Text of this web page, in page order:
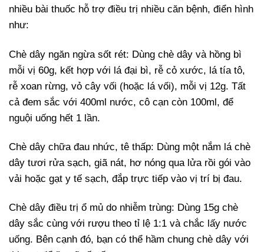
nhiều bài thuốc hỗ trợ điều trị nhiều căn bệnh, điển hình
như:
Chè dây ngăn ngừa sốt rét: Dùng chè dây và hồng bì
mỗi vị 60g, kết hợp với lá đại bì, rễ cỏ xước, lá tía tô,
rễ xoan rừng, vỏ cây vối (hoặc lá vối), mỗi vị 12g. Tất
cả đem sắc với 400ml nước, cô cạn còn 100ml, để
nguội uống hết 1 lần.
Chè dây chữa đau nhức, tê thấp: Dùng một nắm lá chè
dây tươi rửa sạch, giã nát, hơ nóng qua lửa rồi gói vào
vải hoặc gạt y tế sạch, đắp trực tiếp vào vị trí bị đau.
Chè dây điều trị ổ mủ do nhiễm trùng: Dùng 15g chè
dây sắc cùng với rượu theo tỉ lệ 1:1 và chắc lấy nước
uống. Bên cạnh đó, bạn có thể hầm chung chè dây với